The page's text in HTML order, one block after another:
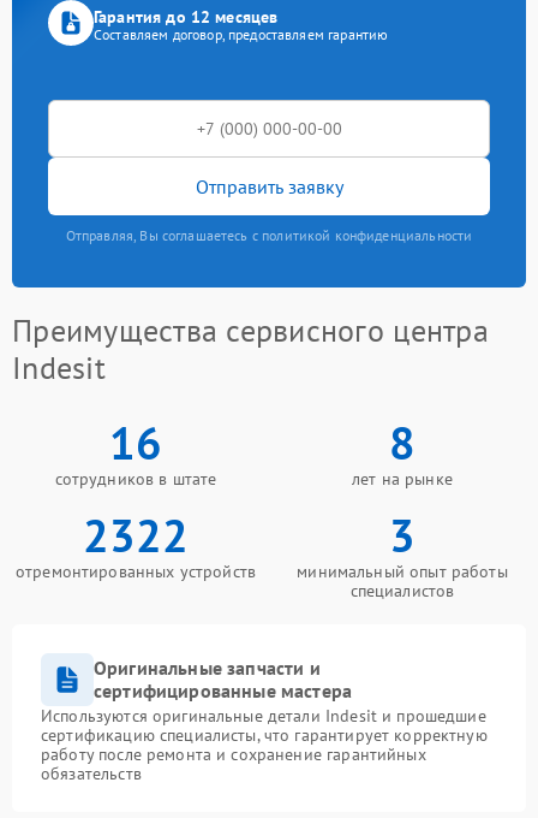
Гарантия до 12 месяцев
Составляем договор, предоставляем гарантию
Отправить заявку
Отправляя, Вы соглашаетесь с политикой конфиденциальности
Преимущества сервисного центра
Indesit
16
сотрудников в штате
8
лет на рынке
2322
отремонтированных устройств
3
минимальный опыт работы
специалистов
Оригинальные запчасти и
сертифицированные мастера
Используются оригинальные детали Indesit и прошедшие
сертификацию специалисты, что гарантирует корректную
работу после ремонта и сохранение гарантийных
обязательств